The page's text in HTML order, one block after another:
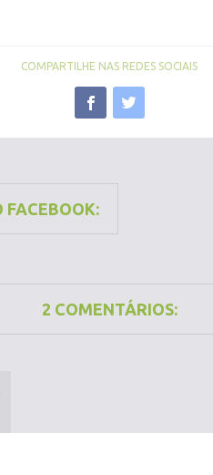
COMPARTILHE NAS REDES SOCIAIS
FACEBOOK:
2 COMENTÁRIOS: